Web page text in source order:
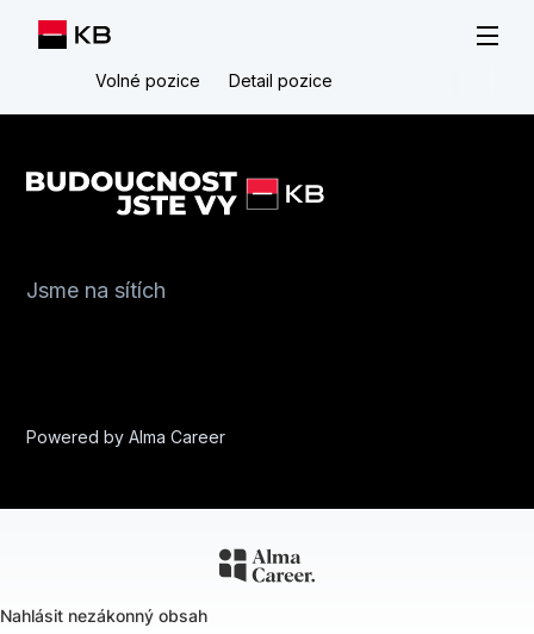
Volné pozice Detail pozice
Jsme na sítích
Powered byAlma Career
Nahlásit nezákonný obsah